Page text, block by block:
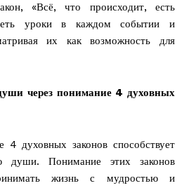
«Всё, что происходит, есть
уроки в каждом событии и
их как возможность для
через понимание 4 духовных
4 духовных законов способствует
души. Понимание этих законов
жизнь с мудростью и